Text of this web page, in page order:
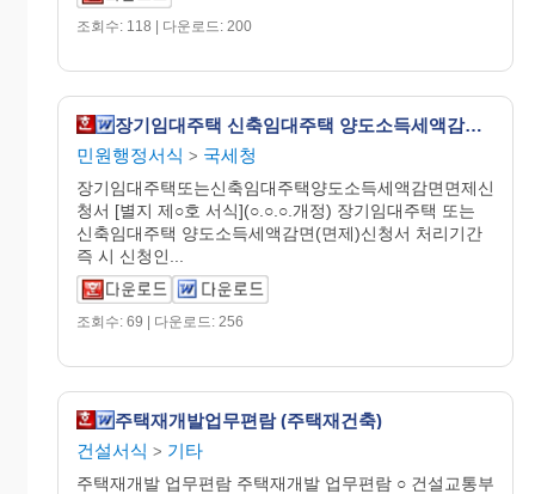
조회수: 118 | 다운로드: 200
장기임대주택 신축임대주택 양도소득세액감면(면제)신청서
민원행정서식 > 국세청
장기임대주택또는신축임대주택양도소득세액감면면제신
청서 [별지 제○호 서식](○.○.○.개정) 장기임대주택 또는
신축임대주택 양도소득세액감면(면제)신청서 처리기간
즉 시 신청인...
조회수: 69 | 다운로드: 256
주택재개발업무편람 (주택재건축)
건설서식 > 기타
주택재개발 업무편람 주택재개발 업무편람 ○ 건설교통부